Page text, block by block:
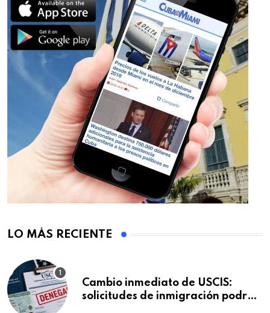
LO MÁS RECIENTE
Cambio inmediato de USCIS:
solicitudes de inmigración podrán